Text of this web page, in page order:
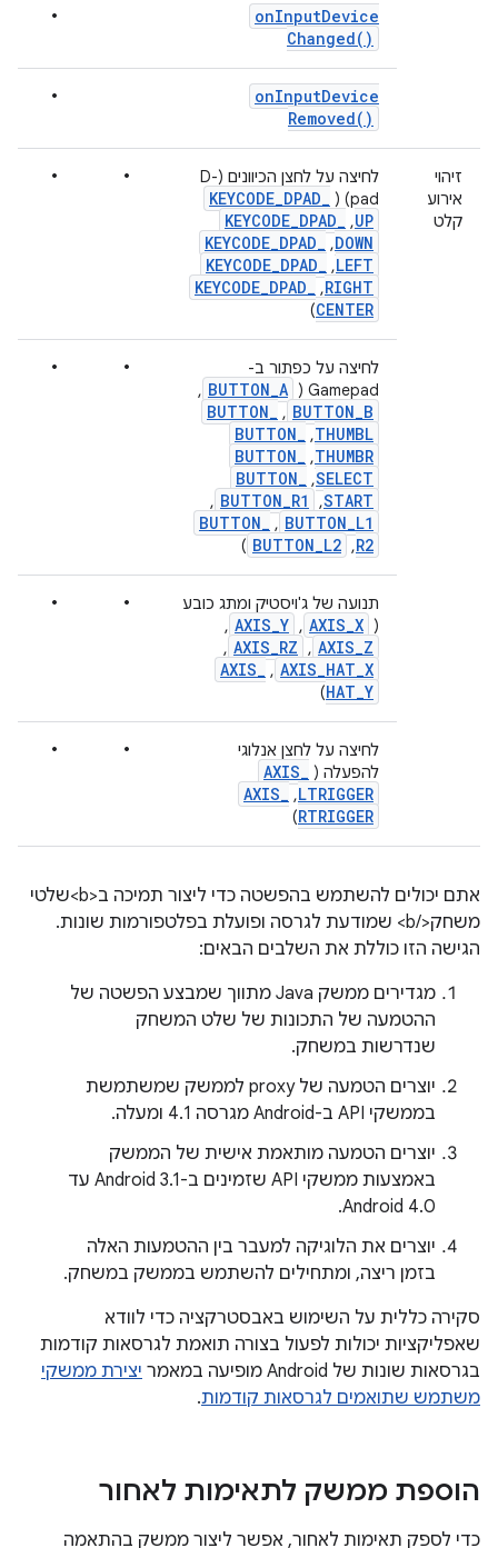
onInputDevice
Changed( )
•
onInputDevice
Removed( )
•
זיהוי
אירוע
קלט
לחיצה על לחצן הכיוונים (D-
pad) ‏(
KEYCODE_DPAD_
UP
,
KEYCODE_DPAD_
DOWN
,
KEYCODE_DPAD_
LEFT
,
KEYCODE_DPAD_
RIGHT
,
KEYCODE_DPAD_
CENTER
)
•
•
לחיצה על כפתור ב-
Gamepad ‏(
BUTTON_A
,
BUTTON_B
,
BUTTON_
THUMBL
,
BUTTON_
THUMBR
,
BUTTON_
SELECT
,
BUTTON_
START
,
BUTTON_R1
,
BUTTON_L1
,
BUTTON_
R2
,
BUTTON_L2
)
•
•
תנועה של ג'ויסטיק ומתג כובע
(
AXIS_X
,
AXIS_Y
,
AXIS_Z
,
AXIS_RZ
,
AXIS_HAT_X
,
AXIS_
HAT_Y
)
•
•
לחיצה על לחצן אנלוגי
להפעלה (‎
AXIS_
LTRIGGER
,
AXIS_
RTRIGGER
)
•
•
אתם יכולים להשתמש בהפשטה כדי ליצור תמיכה ב<b>שלטי
משחק</b> שמודעת לגרסה ופועלת בפלטפורמות שונות.
הגישה הזו כוללת את השלבים הבאים:
מגדירים ממשק Java מתווך שמבצע הפשטה של
ההטמעה של התכונות של שלט המשחק
שנדרשות במשחק.
יוצרים הטמעה של proxy לממשק שמשתמשת
בממשקי API ב-Android מגרסה 4.1 ומעלה.
יוצרים הטמעה מותאמת אישית של הממשק
באמצעות ממשקי API שזמינים ב-Android 3.1 עד
Android 4.0.
יוצרים את הלוגיקה למעבר בין ההטמעות האלה
בזמן ריצה, ומתחילים להשתמש בממשק במשחק.
סקירה כללית על השימוש באבסטרקציה כדי לוודא
שאפליקציות יכולות לפעול בצורה תואמת לגרסאות קודמות
בגרסאות שונות של Android מופיעה במאמר
יצירת ממשקי
משתמש שתואמים לגרסאות קודמות.
הוספת ממשק לתאימות לאחור
כדי לספק תאימות לאחור, אפשר ליצור ממשק בהתאמה